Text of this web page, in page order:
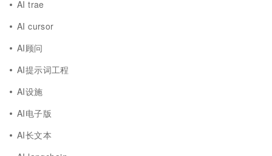
AI trae
AI cursor
AI顾问
AI提示词工程
AI设施
AI电子版
AI长文本